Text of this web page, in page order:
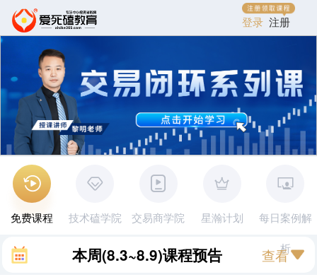
登录 注册
免费课程 技术磕学院 交易商学院 星瀚计划 每日案例解
析
本周(8.3~8.9)课程预告 查看